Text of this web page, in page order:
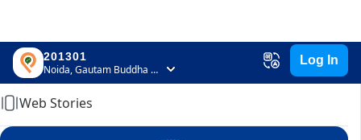
201301
Noida, Gautam Buddha Nagar, Uttar Pradesh
Log In
Home
Web Stories